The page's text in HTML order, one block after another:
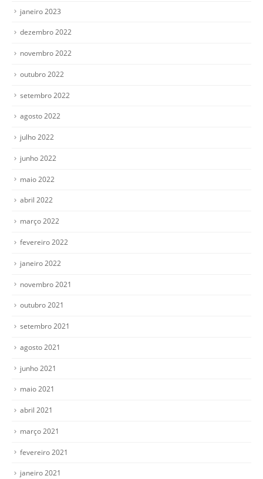
janeiro 2023
dezembro 2022
novembro 2022
outubro 2022
setembro 2022
agosto 2022
julho 2022
junho 2022
maio 2022
abril 2022
março 2022
fevereiro 2022
janeiro 2022
novembro 2021
outubro 2021
setembro 2021
agosto 2021
junho 2021
maio 2021
abril 2021
março 2021
fevereiro 2021
janeiro 2021